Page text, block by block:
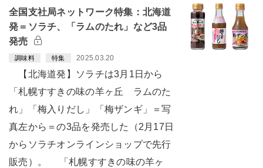
全国支社局ネットワーク特集：北海道
発＝ソラチ、「ラムのたれ」など3品
発売
調味料 特集 2025.03.20
【北海道発】ソラチは3月1日から
「札幌すすきの味の羊ヶ丘 ラムのた
れ」「梅入りだし」「梅ザンギ」＝写
真左から＝の3品を発売した（2月17日
からソラチオンラインショップで先行
販売）。 「札幌すすきの味の羊ヶ